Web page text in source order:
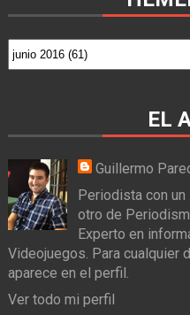
EL
Guillermo
Periodista con
otro de
Experto en
Videojuegos. Para cualquier
aparece en el perfil.
Ver todo mi perfil